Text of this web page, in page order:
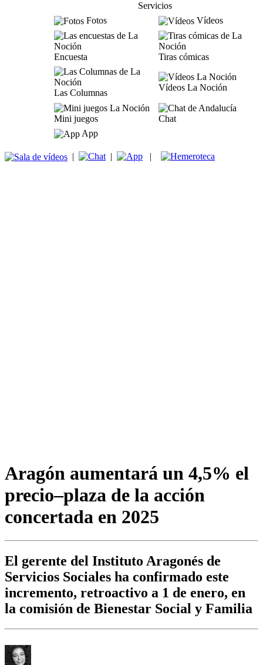
Servicios
Fotos
Vídeos
Encuesta Tiras cómicas
Las Columnas
Vídeos La Noción
Mini juegos
Chat
App
| | |
Aragón aumentará un 4,5% el
precio–plaza de la acción
concertada en 2025
El gerente del Instituto Aragonés de
Servicios Sociales ha confirmado este
incremento, retroactivo a 1 de enero, en
la comisión de Bienestar Social y Familia